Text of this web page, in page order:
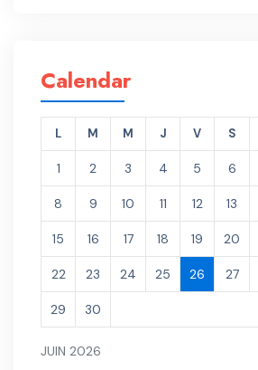
Calendar
JUIN 2026
L M M J V S
1 2 3 4 5 6
8 9 10 11 12 13
15 16 17 18 19 20
22 23 24 25 26 27
29 30